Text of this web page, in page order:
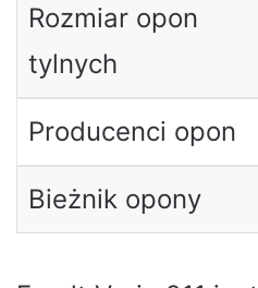
Rozmiar opon
tylnych
Producenci opon
Bieżnik opony